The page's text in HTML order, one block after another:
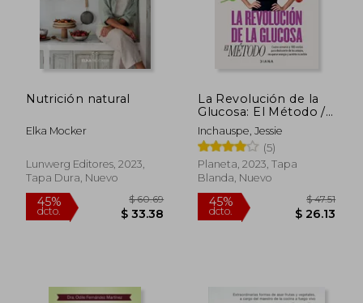
Nutrición natural
Elka Mocker
Lunwerg Editores, 2023,
Tapa Dura, Nuevo
La Revolución de la
Glucosa: El Método /
the Glucose Goddess
Method (Spanish
Edition)
Inchauspe, Jessie
(5)
Planeta, 2023, Tapa
Blanda, Nuevo